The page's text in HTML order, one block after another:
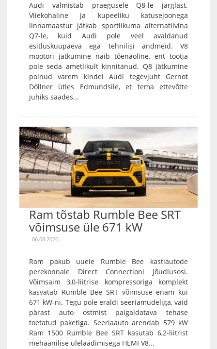
Audi valmistab praegusele Q8-le järglast.
Viiekohaline ja kupeeliku katusejoonega
linnamaastur jätkab sportlikuma alternatiivina
Q7-le, kuid Audi pole veel avaldanud
esitluskuupäeva ega tehnilisi andmeid. V8
mootori jätkumine näib tõenäoline, ent tootja
pole seda ametlikult kinnitanud. Q8 jätkumine
polnud varem kindel Audi tegevjuht Gernot
Döllner ütles Edmundsile, et tema ettevõtte
juhiks saades...
Ram tõstab Rumble Bee SRT
võimsuse üle 671 kW
06.08.2026
Ram pakub uuele Rumble Bee kastiautode
perekonnale Direct Connectioni jõudlusosi.
Võimsaim 3,0-liitrise kompressoriga komplekt
kasvatab Rumble Bee SRT võimsuse enam kui
671 kW-ni. Tegu pole eraldi seeriamudeliga, vaid
pärast auto ostmist paigaldatava tehase
toetatud paketiga. Seeriaauto arendab 579 kW
Ram 1500 Rumble Bee SRT kasutab 6,2-liitrist
mehaanilise ülelaadimisega HEMI V8...